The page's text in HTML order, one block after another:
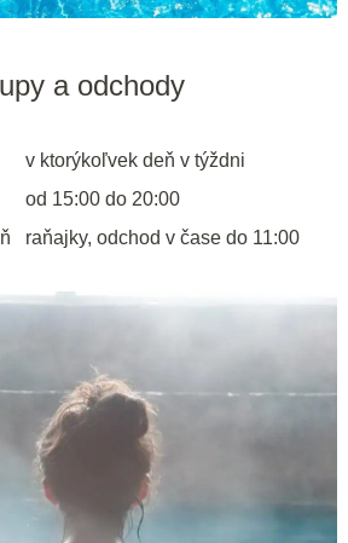
a odchody
v ktorýkoľvek deň v týždni
od 15:00 do 20:00
raňajky, odchod v čase do 11:00